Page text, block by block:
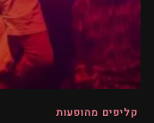
קליפים מהופעות